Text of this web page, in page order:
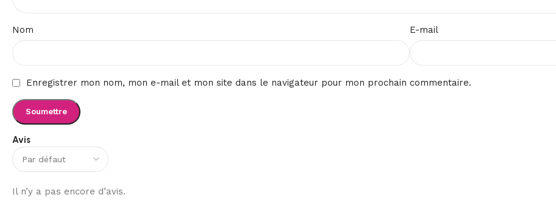
Avis
Il n’y a pas encore d’avis.
Nom E-mail
Enregistrer mon nom, mon e-mail et mon site dans le navigateur pour mon prochain commentaire.